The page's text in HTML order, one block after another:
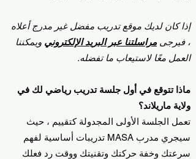
إذا كان لديك موقع تدريب مفضل غير مدرج أعلاه
، فيرجى مراسلتنا عبر البريد الإلكتروني ويمكننا
العمل معًا لاستيعاب ما تفضله.
ماذا تتوقع في أول جلسة تدريب رياضي لك في
ولاية ماريلاند؟
تعمل الجلسة الأولى المجدولة كتقييم ، حيث
سيجري مدرب MASA تدريبات أساسية لفهم
سرعتك وخفة حركتك وتقنيتك ووقت رد فعلك